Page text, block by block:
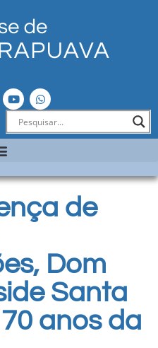
de
Dom
Santa
anos da